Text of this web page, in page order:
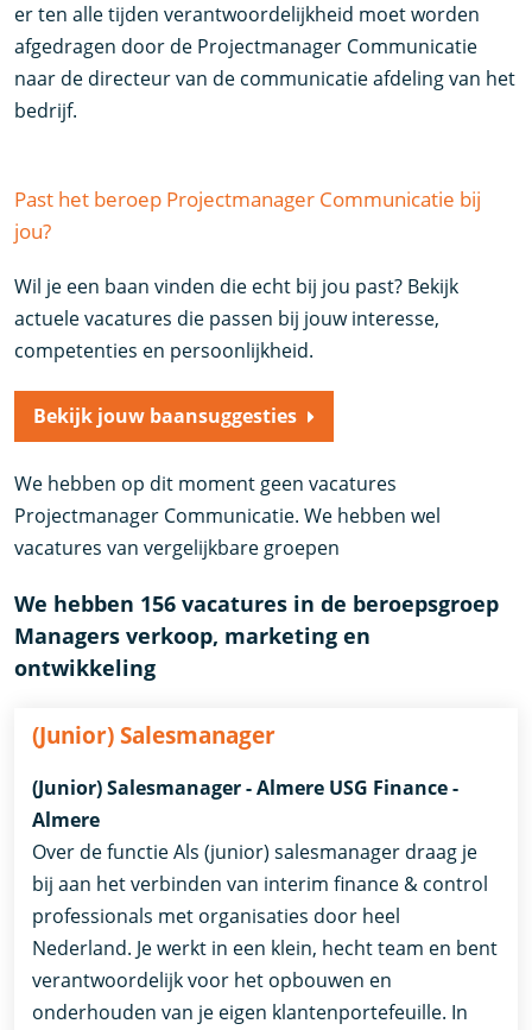
er ten alle tijden verantwoordelijkheid moet worden
afgedragen door de Projectmanager Communicatie
naar de directeur van de communicatie afdeling van het
bedrijf.
Past het beroep Projectmanager Communicatie bij
jou?
Wil je een baan vinden die echt bij jou past? Bekijk
actuele vacatures die passen bij jouw interesse,
competenties en persoonlijkheid.
Bekijk jouw baansuggesties
We hebben op dit moment geen vacatures
Projectmanager Communicatie. We hebben wel
vacatures van vergelijkbare groepen
We hebben 156 vacatures in de beroepsgroep
Managers verkoop, marketing en
ontwikkeling
(Junior) Salesmanager
(Junior) Salesmanager - Almere USG Finance -
Almere
Over de functie Als (junior) salesmanager draag je
bij aan het verbinden van interim finance & control
professionals met organisaties door heel
Nederland. Je werkt in een klein, hecht team en bent
verantwoordelijk voor het opbouwen en
onderhouden van je eigen klantenportefeuille. In